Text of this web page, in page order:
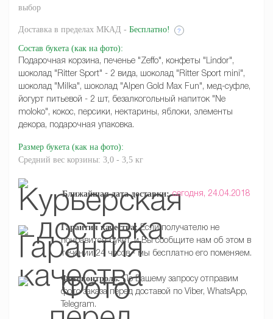
выбор
Доставка в пределах МКАД - Бесплатно! ?
Состав букета (как на фото):
Подарочная корзина, печенье "Zeffo", конфеты "Lindor",
шоколад "Ritter Sport" - 2 вида, шоколад "Ritter Sport mini",
шоколад "Milka", шоколад "Alpen Gold Max Fun", мед-суфле,
йогурт питьевой - 2 шт, безалкогольный напиток "Ne
moloko", кокос, персики, нектарины, яблоки, элементы
декора, подарочная упаковка.
Размер букета (как на фото):
Средний вес корзины: 3,0 - 3,5 кг
Ближайшая дата доставки: сегодня, 24.04.2018
Гарантия качества:Если получателю не
понравится букет, и Вы сообщите нам об этом в
течении 24 часов - мы бесплатно его поменяем.
Фотоконтроль.По Вашему запросу отправим
фото заказа перед доставой по Viber, WhatsApp,
Telegram.